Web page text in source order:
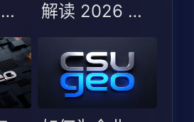
避免踩雷：选择 GEO 服务商时的五大误区与避坑指南 解读 2026 年 GEO 优化服务商测评：哪些服务商能脱颖而出？